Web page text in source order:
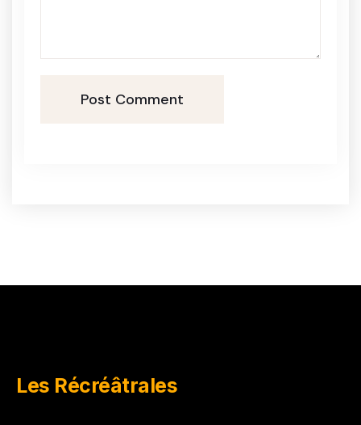
Post Comment
Les Récréâtrales